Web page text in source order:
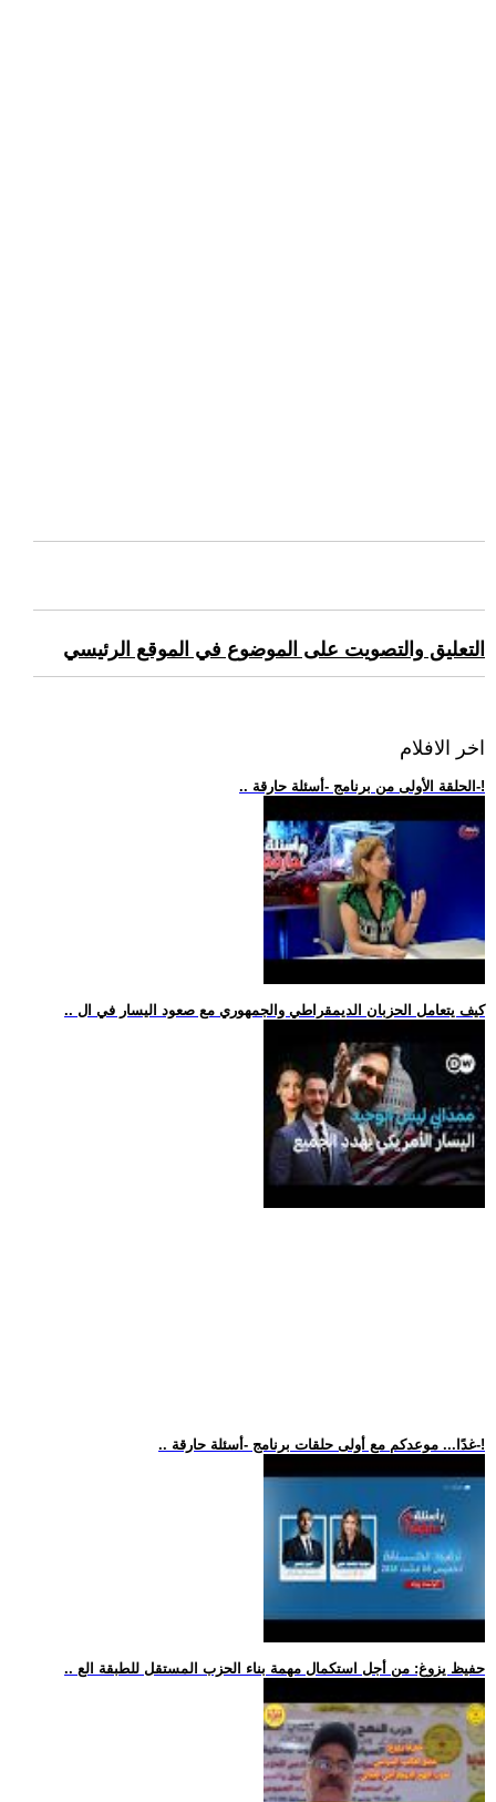
التعليق والتصويت على الموضوع في الموقع الرئيسي
اخر الافلام
.. الحلقة الأولى من برنامج -أسئلة حارقة-!
.. كيف يتعامل الحزبان الديمقراطي والجمهوري مع صعود اليسار في ال
.. غدًا... موعدكم مع أولى حلقات برنامج -أسئلة حارقة-!
.. حفيظ يزوغ: من أجل استكمال مهمة بناء الحزب المستقل للطبقة الع